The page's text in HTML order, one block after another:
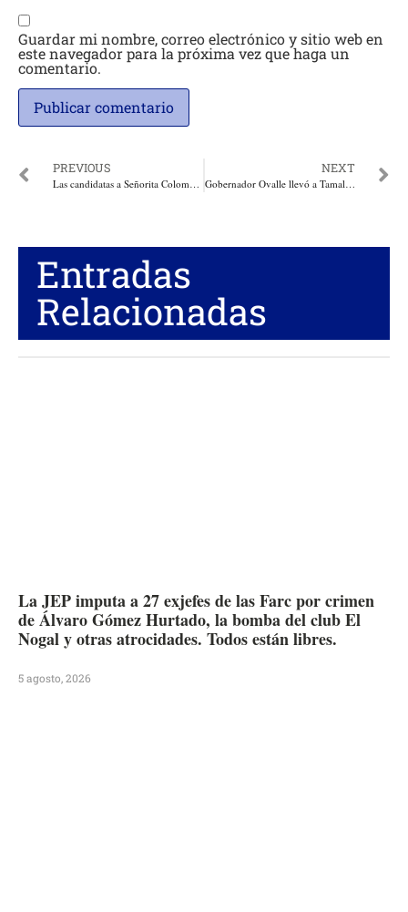
Guardar mi nombre, correo electrónico y sitio web en
este navegador para la próxima vez que haga un
comentario.
PREVIOUS
Las candidatas a Señorita Colombia por una noble causa hoy en Cartagena
NEXT
Gobernador Ovalle llevó a Tamalameque oferta para los empresarios y asociaciones del sector agropecuario
Entradas
Relacionadas
La JEP imputa a 27 exjefes de las Farc por crimen
de Álvaro Gómez Hurtado, la bomba del club El
Nogal y otras atrocidades. Todos están libres.
5 agosto, 2026